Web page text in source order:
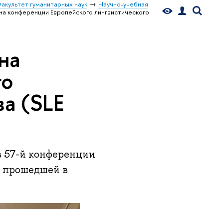
гуманитарных наук
Научно-учебная
конференции Европейского лингвистического
(SLE
57-й конференции
прошедшей в